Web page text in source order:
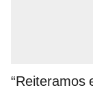
“Reiteramos